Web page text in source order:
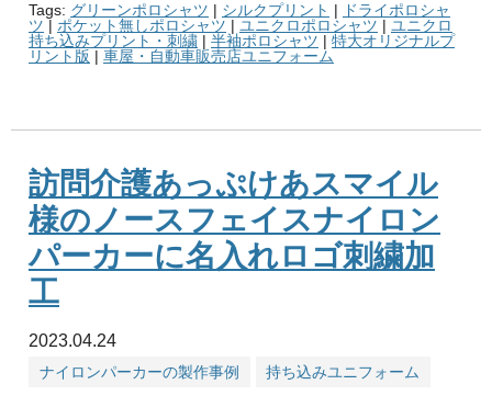
Tags: グリーンポロシャツ | シルクプリント |
ドライポロシャ
ツ | ポケット無しポロシャツ | ユニクロポロシャツ | ユニクロ
持ち込みプリント・刺繍 | 半袖ポロシャツ | 特大オリジナルプ
リント版 | 車屋・自動車販売店ユニフォーム
訪問介護あっぷけあスマイル
様のノースフェイスナイロン
パーカーに名入れロゴ刺繍加
工
2023.04.24
ナイロンパーカーの製作事例 持ち込みユニフォーム